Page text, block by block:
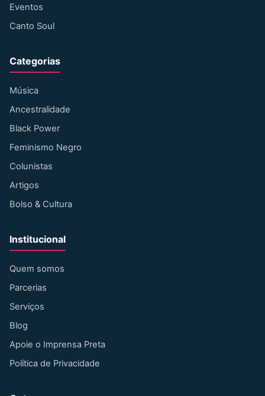
Eventos
Canto Soul
Categorias
Música
Ancestralidade
Black Power
Feminismo Negro
Colunistas
Artigos
Bolso & Cultura
Institucional
Quem somos
Parcerias
Serviços
Blog
Apoie o Imprensa Preta
Política de Privacidade